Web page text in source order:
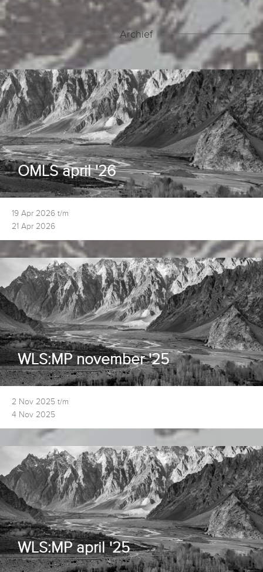
Archief
OMLS april '26
19 Apr 2026 t/m
21 Apr 2026
WLS:MP november '25
2 Nov 2025 t/m
4 Nov 2025
WLS:MP april '25